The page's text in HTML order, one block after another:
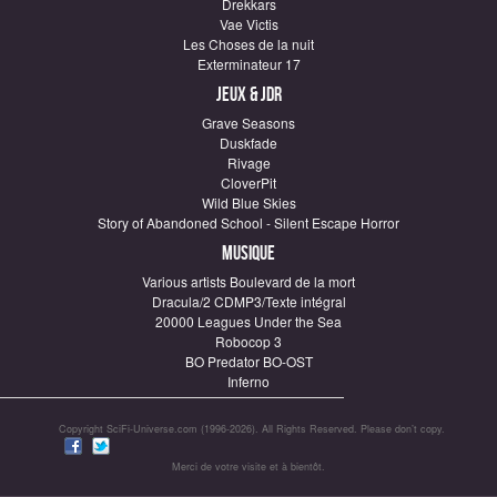
Drekkars
Vae Victis
Les Choses de la nuit
Exterminateur 17
Jeux & JDR
Grave Seasons
Duskfade
Rivage
CloverPit
Wild Blue Skies
Story of Abandoned School - Silent Escape Horror
Musique
Various artists Boulevard de la mort
Dracula/2 CDMP3/Texte intégral
20000 Leagues Under the Sea
Robocop 3
BO Predator BO-OST
Inferno
Copyright SciFi-Universe.com (1996-2026). All Rights Reserved. Please don’t copy.
Merci de votre visite et à bientôt.